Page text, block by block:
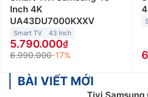
Inch 4K
UA43DU7000KXXV
Smart TV 43 Inch
5.790.000
6.990.000-17%
BÀI VIẾT MỚI